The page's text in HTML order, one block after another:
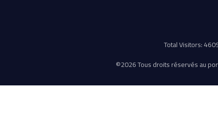
Total Visitors:
©2026 Tous droits réservés au